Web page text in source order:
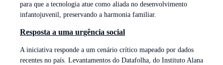
para que a tecnologia atue como aliada no desenvolvimento
infantojuvenil, preservando a harmonia familiar.
Resposta a uma urgência social
A iniciativa responde a um cenário crítico mapeado por dados
recentes no país. Levantamentos do Datafolha, do Instituto Alana